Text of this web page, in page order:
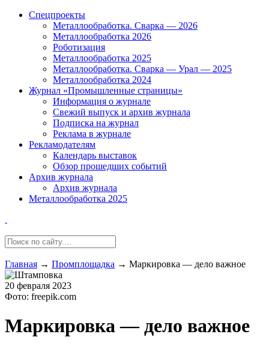
Спецпроекты
Металлообработка. Сварка — 2026
Металлообработка 2026
Роботизация
Металлообработка 2025
Металлообработка. Сварка — Урал — 2025
Металлообработка 2024
Журнал «Промышленные страницы»
Информация о журнале
Свежий выпуск и архив журнала
Подписка на журнал
Реклама в журнале
Рекламодателям
Календарь выставок
Обзор прошедших событий
Архив журнала
Архив журнала
Металлообработка 2025
Главная → Промплощадка → Маркировка — дело важное
20 февраля 2023
Фото: freepik.com
Маркировка — дело важное